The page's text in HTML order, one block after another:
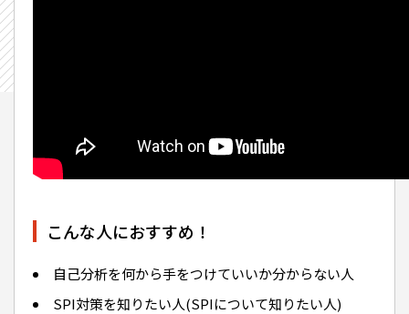
こんな人におすすめ！
自己分析を何から手をつけていいか分からない人
SPI対策を知りたい人(SPIについて知りたい人)